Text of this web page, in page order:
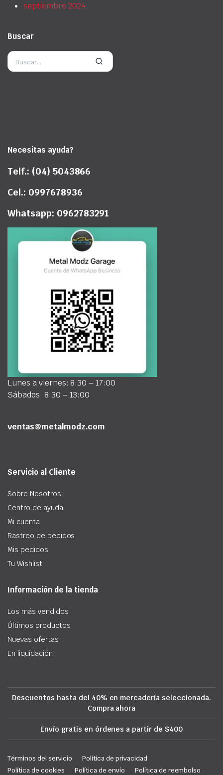
septiembre 2024
Buscar
Necesitas ayuda?
Telf.: (04) 5043866
Cel.: 0997678936
Whatsapp: 0962783291
Lunes a viernes: 8:30 – 17:00
Sábados: 8:30 – 13:00
ventas@metalmodz.com
Servicio al Cliente
Sobre Nosotros
Centro de ayuda
Mi cuenta
Rastreo de pedidos
Mis pedidos
Tu Wishlist
Información de la tienda
Los más vendidos
Últimos productos
Nuevas ofertas
En liquidación
Descuentos hasta del 40% en mercadería seleccionada.
Compra ahora
Envío gratis en órdenes a partir de $400
Términos del servicio
Política de privacidad
Política de cookies
Política de envío Política de reembolso